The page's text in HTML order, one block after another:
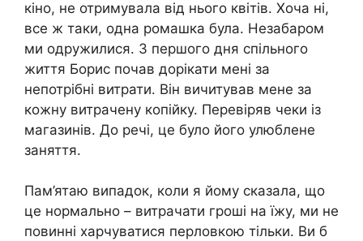
кіно, не отримувала від нього квітів. Хоча ні,
все ж таки, одна ромашка була. Незабаром
ми одружилися. З першого дня спільного
життя Борис почав дорікати мені за
непотрібні витрати. Він вичитував мене за
кожну витрачену копійку. Перевіряв чеки із
магазинів. До речі, це було його улюблене
заняття.
Пам’ятаю випадок, коли я йому сказала, що
це нормально – витрачати гроші на їжу, ми не
повинні харчуватися перловкою тільки. Ви б